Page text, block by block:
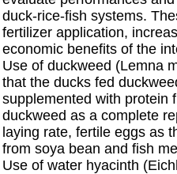
duck-rice-fish systems.
fertilizer application,
economic benefits of the
Use of duckweed (Lemna
that the ducks fed
supplemented with protein
duckweed as a complete
laying rate, fertile eggs as
from soya bean and fish
Use of water hyacinth